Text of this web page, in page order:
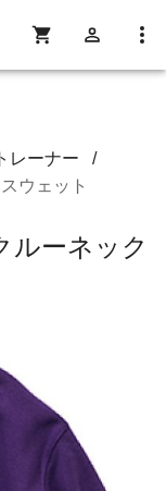
トレーナー
/
ウェット
ルーネック